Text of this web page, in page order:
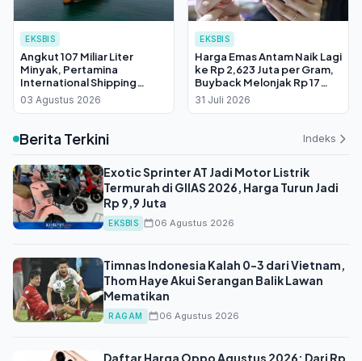
EKSBIS
Angkut 107 Miliar Liter
Minyak, Pertamina
International Shipping
Bukukan Kinerja Positif
Sepanjang 2025
03 Agustus 2026
EKSBIS
Harga Emas Antam Naik Lagi
ke Rp 2,623 Juta per Gram,
Buyback Melonjak Rp 17
Ribu
31 Juli 2026
Berita Terkini Indeks
Exotic Sprinter AT Jadi Motor Listrik
Termurah di GIIAS 2026, Harga Turun Jadi
Rp 9,9 Juta
EKSBIS 06 Agustus 2026
Timnas Indonesia Kalah 0-3 dari Vietnam,
Thom Haye Akui Serangan Balik Lawan
Mematikan
RAGAM 06 Agustus 2026
Daftar Harga Oppo Agustus 2026: Dari Rp